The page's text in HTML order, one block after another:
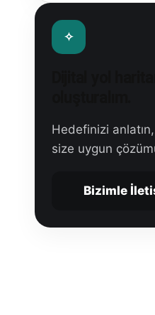
Hedefinizi
size uygun
Bizimle